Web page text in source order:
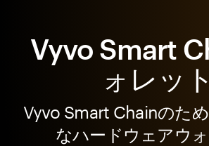
Vyvo Smart
ォレット
Vyvo Smart Chainのた
なハードウェアウ